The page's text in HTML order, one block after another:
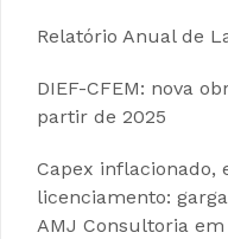
Relatório Anual de
DIEF-CFEM: nova
partir de 2025
Capex inflacionado,
licenciamento:
AMJ Consultoria